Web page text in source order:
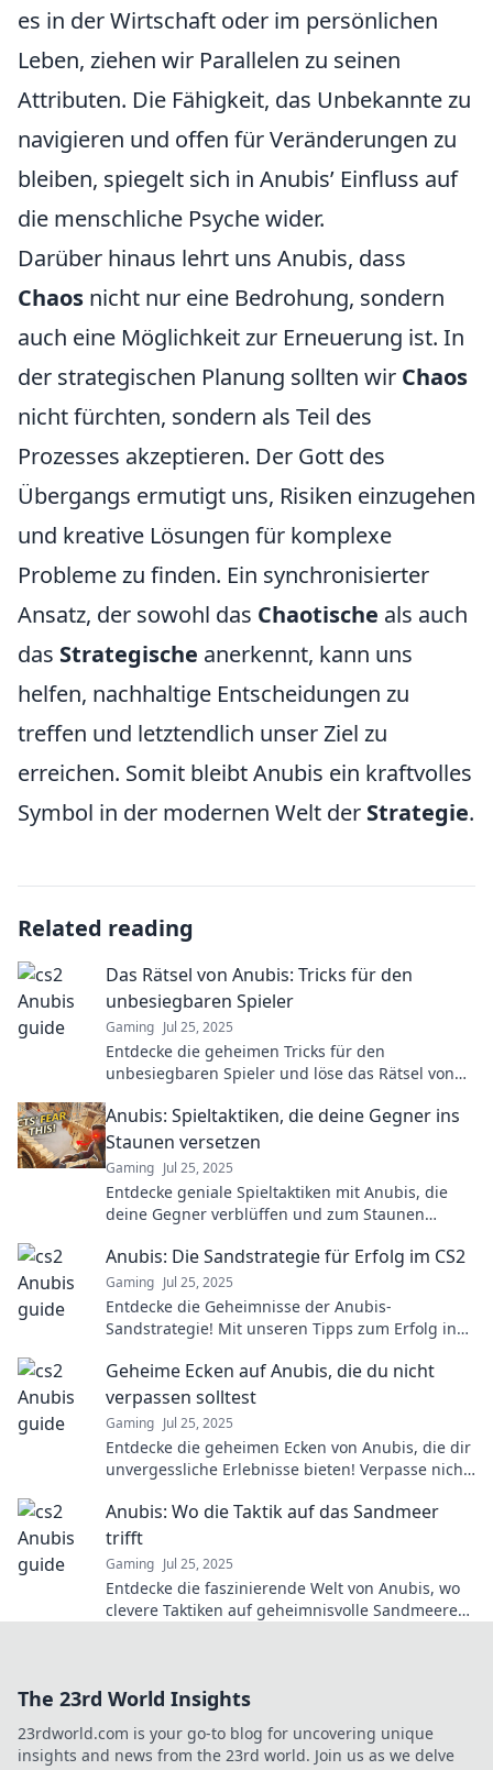
es in der Wirtschaft oder im persönlichen
Leben, ziehen wir Parallelen zu seinen
Attributen. Die Fähigkeit, das Unbekannte zu
navigieren und offen für Veränderungen zu
bleiben, spiegelt sich in Anubis’ Einfluss auf
die menschliche Psyche wider.
Darüber hinaus lehrt uns Anubis, dass
Chaos nicht nur eine Bedrohung, sondern
auch eine Möglichkeit zur Erneuerung ist. In
der strategischen Planung sollten wir Chaos
nicht fürchten, sondern als Teil des
Prozesses akzeptieren. Der Gott des
Übergangs ermutigt uns, Risiken einzugehen
und kreative Lösungen für komplexe
Probleme zu finden. Ein synchronisierter
Ansatz, der sowohl das Chaotische als auch
das Strategische anerkennt, kann uns
helfen, nachhaltige Entscheidungen zu
treffen und letztendlich unser Ziel zu
erreichen. Somit bleibt Anubis ein kraftvolles
Symbol in der modernen Welt der Strategie.
Related reading
Das Rätsel von Anubis: Tricks für den
unbesiegbaren Spieler
Gaming Jul 25, 2025
Entdecke die geheimen Tricks für den
unbesiegbaren Spieler und löse das Rätsel von
Anubis: Spieltaktiken, die deine Gegner ins
Staunen versetzen
Gaming Jul 25, 2025
Entdecke geniale Spieltaktiken mit Anubis, die
deine Gegner verblüffen und zum Staunen
Anubis: Die Sandstrategie für Erfolg im CS2
Gaming Jul 25, 2025
Entdecke die Geheimnisse der Anubis-
Sandstrategie! Mit unseren Tipps zum Erfolg in
Level!
Geheime Ecken auf Anubis, die du nicht
verpassen solltest
Gaming Jul 25, 2025
Entdecke die geheimen Ecken von Anubis, die dir
unvergessliche Erlebnisse bieten! Verpasse nicht
Anubis: Wo die Taktik auf das Sandmeer
trifft
Gaming Jul 25, 2025
Entdecke die faszinierende Welt von Anubis, wo
clevere Taktiken auf geheimnisvolle Sandmeere
The 23rd World Insights
23rdworld.com is your go-to blog for uncovering unique
insights and news from the 23rd world. Join us as we delve